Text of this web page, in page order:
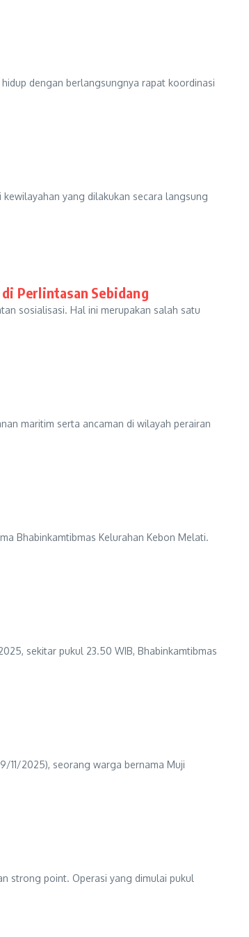
dengan berlangsungnya rapat koordinasi
yang dilakukan secara langsung
Perlintasan Sebidang
sosialisasi. Hal ini merupakan salah satu
maritim serta ancaman di wilayah perairan
Bhabinkamtibmas Kelurahan Kebon Melati.
sekitar pukul 23.50 WIB, Bhabinkamtibmas
11/2025), seorang warga bernama Muji
strong point. Operasi yang dimulai pukul